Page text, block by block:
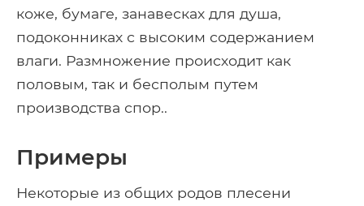
коже, бумаге, занавесках для душа,
подоконниках с высоким содержанием
влаги. Размножение происходит как
половым, так и бесполым путем
производства спор..
Примеры
Некоторые из общих родов плесени